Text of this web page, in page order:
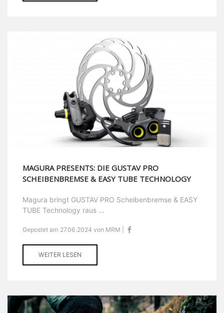
MAGURA PRESENTS: DIE GUSTAV PRO
SCHEIBENBREMSE & EASY TUBE TECHNOLOGY
Magura bringt GUSTAV PRO Scheibenbremse & EASY
TUBE Technology raus ...
Gepostet am 27.06.2024 von MRM |
WEITER LESEN